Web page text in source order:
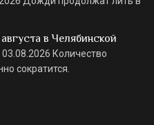
в Челябинской
03.08.2026 Количество
сократится.